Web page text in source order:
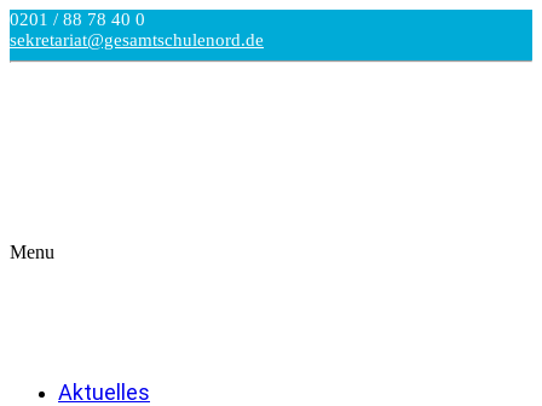
0201 / 88 78 40 0
sekretariat@gesamtschulenord.de
Menu
Aktuelles